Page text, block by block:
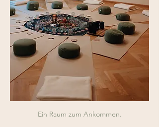
Ein Raum zum Ankommen.